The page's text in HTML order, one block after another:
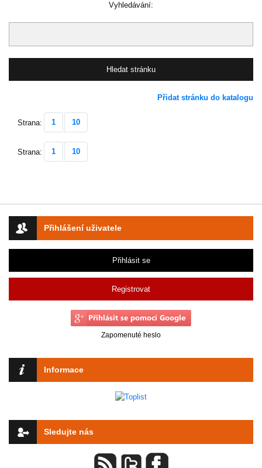
Přihlášení uživatele
Přihlásit se
Registrovat
Zapomenuté heslo
Informace
Sledujte nás
Vyhledávání:
Přidat stránku do katalogu
Strana: 1 10
Strana: 1 10